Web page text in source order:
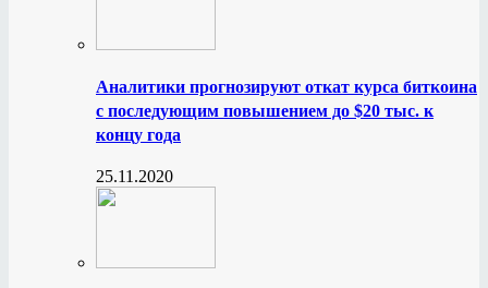
Аналитики прогнозируют откат курса биткоина
с последующим повышением до $20 тыс. к
концу года
25.11.2020